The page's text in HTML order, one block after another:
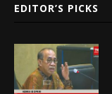
EDITOR’S PICKS